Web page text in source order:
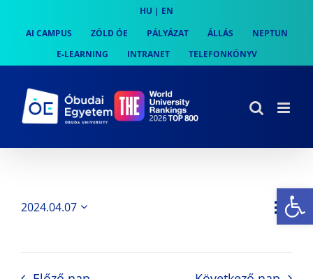
content
HU | EN
AI CAMPUS
ZÖLD ÓE PÁLYÁZAT ÁLLÁS
NEPTUN
E-LEARNING
INTRANET TELEFONKÖNYV
Nap
2024.04.07